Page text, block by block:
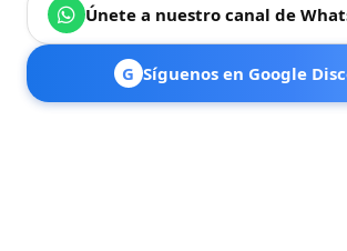
Únete a nuestro canal de
G Síguenos en Google